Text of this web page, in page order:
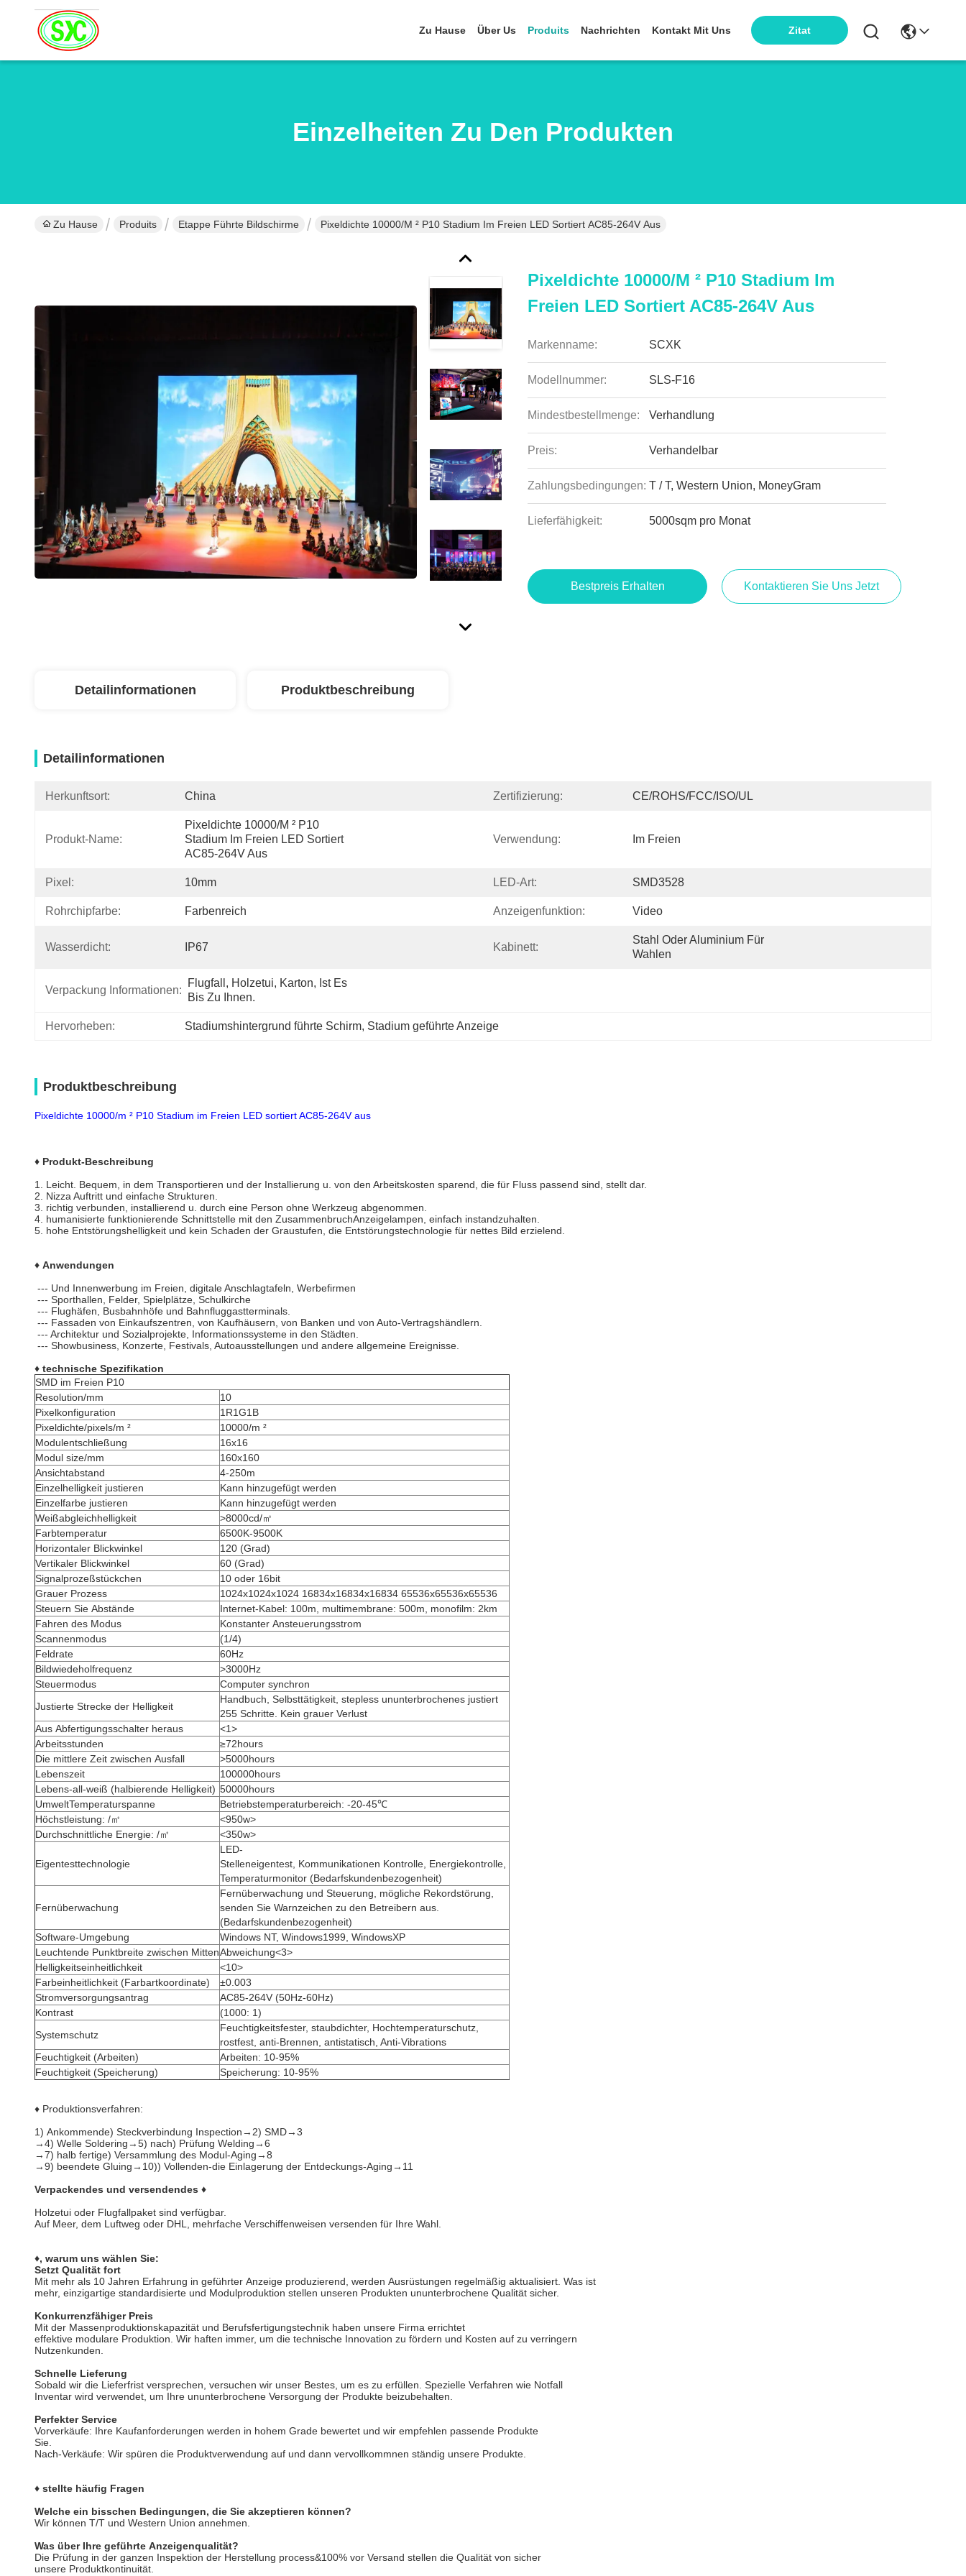
Zu Hause Über Us Produits Nachrichten Kontakt Mit Uns Zitat
Einzelheiten Zu Den Produkten
Zu Hause Produits Etappe Führte Bildschirme Pixeldichte 10000/m ² P10 Stadium Im Freien LED Sortiert AC85-264V Aus
Pixeldichte 10000/m ² P10 Stadium Im
Freien LED Sortiert AC85-264V Aus
Markenname: SCXK
Modellnummer: SLS-F16
Mindestbestellmenge: Verhandlung
Preis: Verhandelbar
Zahlungsbedingungen: T / T, Western Union, MoneyGram
Lieferfähigkeit: 5000sqm pro Monat
Bestpreis Erhalten Kontaktieren Sie Uns Jetzt
Detailinformationen Produktbeschreibung
Detailinformationen
Herkunftsort: China Zertifizierung: CE/ROHS/FCC/ISO/UL
Produkt-Name:
Pixeldichte 10000/m ² P10
Stadium Im Freien LED Sortiert
AC85-264V Aus
Verwendung: Im Freien
Pixel: 10mm LED-Art: SMD3528
Rohrchipfarbe: Farbenreich Anzeigenfunktion: Video
Wasserdicht: IP67 Kabinett:
Stahl Oder Aluminium Für
Wahlen
Verpackung Informationen:
Flugfall, Holzetui, Karton, Ist Es
Bis Zu Ihnen.
Hervorheben: Stadiumshintergrund führte Schirm, Stadium geführte Anzeige
Produktbeschreibung
Pixeldichte 10000/m ² P10 Stadium im Freien LED sortiert AC85-264V aus
♦ Produkt-Beschreibung
1. Leicht. Bequem, in dem Transportieren und der Installierung u. von den Arbeitskosten sparend, die für Fluss passend sind, stellt dar.
2. Nizza Auftritt und einfache Strukturen.
3. richtig verbunden, installierend u. durch eine Person ohne Werkzeug abgenommen.
4. humanisierte funktionierende Schnittstelle mit den ZusammenbruchAnzeigelampen, einfach instandzuhalten.
5. hohe Entstörungshelligkeit und kein Schaden der Graustufen, die Entstörungstechnologie für nettes Bild erzielend.
♦ Anwendungen
--- Und Innenwerbung im Freien, digitale Anschlagtafeln, Werbefirmen
--- Sporthallen, Felder, Spielplätze, Schulkirche
--- Flughäfen, Busbahnhöfe und Bahnfluggastterminals.
--- Fassaden von Einkaufszentren, von Kaufhäusern, von Banken und von Auto-Vertragshändlern.
--- Architektur und Sozialprojekte, Informationssysteme in den Städten.
--- Showbusiness, Konzerte, Festivals, Autoausstellungen und andere allgemeine Ereignisse.
♦ technische Spezifikation
SMD im Freien P10
Resolution/mm
10
Pixelkonfiguration
1R1G1B
Pixeldichte/pixels/m ²
10000/m ²
Modulentschließung
16x16
Modul size/mm
160x160
Ansichtabstand
4-250m
Einzelhelligkeit justieren
Kann hinzugefügt werden
Einzelfarbe justieren
Kann hinzugefügt werden
Weißabgleichhelligkeit
>8000cd/㎡
Farbtemperatur
6500K-9500K
Horizontaler Blickwinkel
120 (Grad)
Vertikaler Blickwinkel
60 (Grad)
Signalprozeßstückchen
10 oder 16bit
Grauer Prozess
1024x1024x1024 16834x16834x16834 65536x65536x65536
Steuern Sie Abstände
Internet-Kabel: 100m, multimembrane: 500m, monofilm: 2km
Fahren des Modus
Konstanter Ansteuerungsstrom
Scannenmodus
(1/4)
Feldrate
60Hz
Bildwiedeholfrequenz
>3000Hz
Steuermodus
Computer synchron
Justierte Strecke der Helligkeit
Handbuch, Selbsttätigkeit, stepless ununterbrochenes justiert
255 Schritte. Kein grauer Verlust
Aus Abfertigungsschalter heraus
<1>
Arbeitsstunden
≥72hours
Die mittlere Zeit zwischen Ausfall
>5000hours
Lebenszeit
100000hours
Lebens-all-weiß (halbierende Helligkeit) 50000hours
UmweltTemperaturspanne
Betriebstemperaturbereich: -20-45℃
Höchstleistung: /㎡
<950w>
Durchschnittliche Energie: /㎡
<350w>
Eigentesttechnologie
LED-
Stelleneigentest, Kommunikationen Kontrolle, Energiekontrolle,
Temperaturmonitor (Bedarfskundenbezogenheit)
Fernüberwachung
Fernüberwachung und Steuerung, mögliche Rekordstörung,
senden Sie Warnzeichen zu den Betreibern aus.
(Bedarfskundenbezogenheit)
Software-Umgebung
Windows NT, Windows1999, WindowsXP
Leuchtende Punktbreite zwischen MittenAbweichung<3>
Helligkeitseinheitlichkeit
<10>
Farbeinheitlichkeit (Farbartkoordinate)
±0.003
Stromversorgungsantrag
AC85-264V (50Hz-60Hz)
Kontrast
(1000: 1)
Systemschutz
Feuchtigkeitsfester, staubdichter, Hochtemperaturschutz,
rostfest, anti-Brennen, antistatisch, Anti-Vibrations
Feuchtigkeit (Arbeiten)
Arbeiten: 10-95%
Feuchtigkeit (Speicherung)
Speicherung: 10-95%
♦ Produktionsverfahren:
1) Ankommende) Steckverbindung Inspection→2) SMD→3
→4) Welle Soldering→5) nach) Prüfung Welding→6
→7) halb fertige) Versammlung des Modul-Aging→8
→9) beendete Gluing→10)) Vollenden-die Einlagerung der Entdeckungs-Aging→11
Verpackendes und versendendes ♦
Holzetui oder Flugfallpaket sind verfügbar.
Auf Meer, dem Luftweg oder DHL, mehrfache Verschiffenweisen versenden für Ihre Wahl.
♦, warum uns wählen Sie:
Setzt Qualität fort
Mit mehr als 10 Jahren Erfahrung in geführter Anzeige produzierend, werden Ausrüstungen regelmäßig aktualisiert. Was ist
mehr, einzigartige standardisierte und Modulproduktion stellen unseren Produkten ununterbrochene Qualität sicher.
Konkurrenzfähiger Preis
Mit der Massenproduktionskapazität und Berufsfertigungstechnik haben unsere Firma errichtet
effektive modulare Produktion. Wir haften immer, um die technische Innovation zu fördern und Kosten auf zu verringern
Nutzenkunden.
Schnelle Lieferung
Sobald wir die Lieferfrist versprechen, versuchen wir unser Bestes, um es zu erfüllen. Spezielle Verfahren wie Notfall
Inventar wird verwendet, um Ihre ununterbrochene Versorgung der Produkte beizubehalten.
Perfekter Service
Vorverkäufe: Ihre Kaufanforderungen werden in hohem Grade bewertet und wir empfehlen passende Produkte
Sie.
Nach-Verkäufe: Wir spüren die Produktverwendung auf und dann vervollkommnen ständig unsere Produkte.
♦ stellte häufig Fragen
Welche ein bisschen Bedingungen, die Sie akzeptieren können?
Wir können T/T und Western Union annehmen.
Was über Ihre geführte Anzeigenqualität?
Die Prüfung in der ganzen Inspektion der Herstellung process&100% vor Versand stellen die Qualität von sicher
unsere Produktkontinuität.